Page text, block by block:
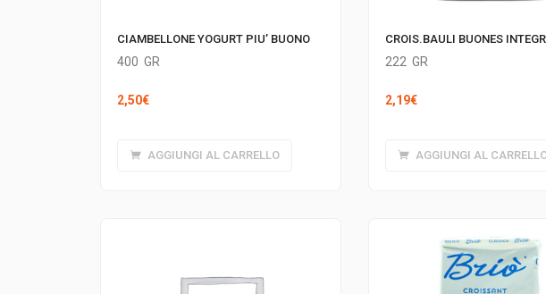
CIAMBELLONE YOGURT PIU’ BUONO
400 GR
2,50€
AGGIUNGI AL CARRELLO
CROIS.BAULI BUONES
222 GR
2,19€
AGGIUNGI AL